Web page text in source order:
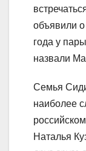
объявили
года у
назвали
Семья
наиболее
Наталья